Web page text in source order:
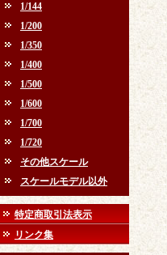
1/144
1/200
1/350
1/400
1/500
1/600
1/700
1/720
その他スケール
スケールモデル以外
特定商取引法表示
リンク集